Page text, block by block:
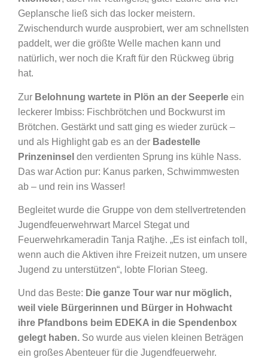
Geplansche ließ sich das locker meistern.
Zwischendurch wurde ausprobiert, wer am schnellsten
paddelt, wer die größte Welle machen kann und
natürlich, wer noch die Kraft für den Rückweg übrig
hat.
Zur Belohnung wartete in Plön an der Seeperle ein
leckerer Imbiss: Fischbrötchen und Bockwurst im
Brötchen. Gestärkt und satt ging es wieder zurück –
und als Highlight gab es an der Badestelle
Prinzeninsel den verdienten Sprung ins kühle Nass.
Das war Action pur: Kanus parken, Schwimmwesten
ab – und rein ins Wasser!
Begleitet wurde die Gruppe von dem stellvertretenden
Jugendfeuerwehrwart Marcel Stegat und
Feuerwehrkameradin Tanja Ratjhe. „Es ist einfach toll,
wenn auch die Aktiven ihre Freizeit nutzen, um unsere
Jugend zu unterstützen“, lobte Florian Steeg.
Und das Beste: Die ganze Tour war nur möglich,
weil viele Bürgerinnen und Bürger in Hohwacht
ihre Pfandbons beim EDEKA in die Spendenbox
gelegt haben. So wurde aus vielen kleinen Beträgen
ein großes Abenteuer für die Jugendfeuerwehr.